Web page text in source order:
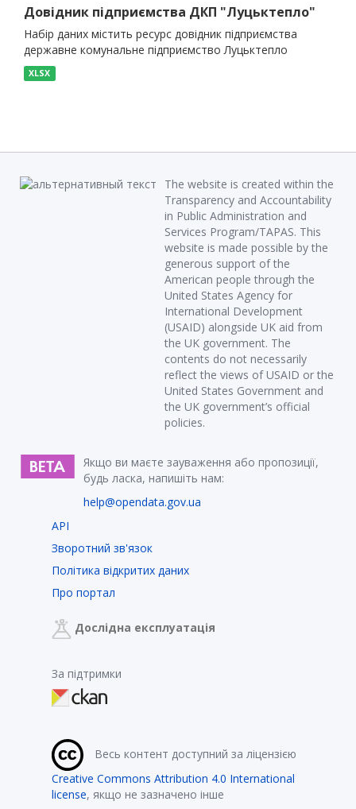
Довідник підприємства ДКП "Луцьктепло"
Набір даних містить ресурс довідник підприємства
державне комунальне підприємство Луцьктепло
XLSX
The website is created within the
Transparency and Accountability
in Public Administration and
Services Program/TAPAS. This
website is made possible by the
generous support of the
American people through the
United States Agency for
International Development
(USAID) alongside UK aid from
the UK government. The
contents do not necessarily
reflect the views of USAID or the
United States Government and
the UK government’s official
policies.
Якщо ви маєте зауваження або пропозиції,
будь ласка, напишіть нам:
help@opendata.gov.ua
API
Зворотний зв'язок
Політика відкритих даних
Про портал
Дослідна експлуатація
За підтримки
Весь контент доступний за ліцензією
Creative Commons Attribution 4.0 International
license, якщо не зазначено інше